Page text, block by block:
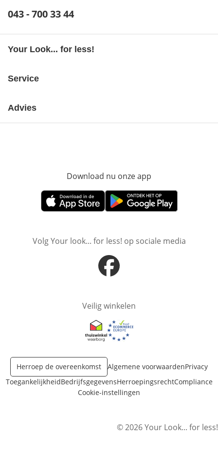
Telefoonnummer:
043 - 700 33 44
Your Look... for less!
Service
Advies
Download nu onze app
Opent in nieuw vensterOpent in nieuw venster
Volg Your look... for less! op sociale media
Opent in nieuw venster
Veilig winkelen
Opent in nieuw venster
Opent in nieuw venster
Herroep de overeenkomst Algemene voorwaardenPrivacy
ToegankelijkheidBedrijfsgegevensHerroepingsrechtCompliance
Cookie-instellingen
© 2026 Your Look... for less!